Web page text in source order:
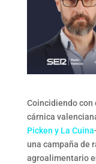
Coincidiendo con
cárnica
Picken y La Cuina
una campaña de
agroalimentario